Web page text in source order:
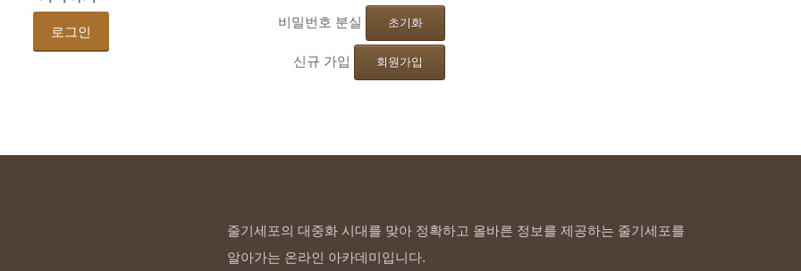
비밀번호 분실 초기화
신규 가입 회원가입
줄기세포의 대중화 시대를 맞아 정확하고 올바른 정보를 제공하는 줄기세포를
알아가는 온라인 아카데미입니다.